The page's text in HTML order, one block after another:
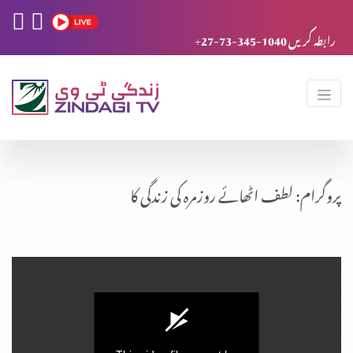
+27-73-345-1040 رابطہ کریں
پروگرام: لطف اٹھائے روزمرہ کی زندگی کا